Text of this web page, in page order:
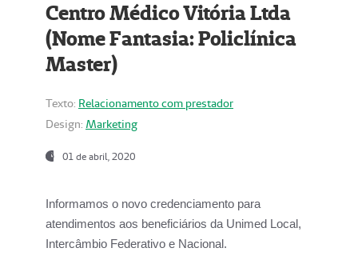
Centro Médico Vitória Ltda
(Nome Fantasia: Policlínica
Master)
Texto: Relacionamento com prestador
Design: Marketing
01 de abril, 2020
Informamos o novo credenciamento para
atendimentos aos beneficiários da Unimed Local,
Intercâmbio Federativo e Nacional.